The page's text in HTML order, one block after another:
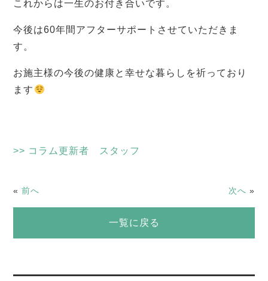
これからは一生のお付き合いです。
今後は60年間アフターサポートさせていただきま
す。
お施主様の今後の健康と幸せな暮らしを祈っており
ます
>> コラム更新者 スタッフ
«前へ 次へ »
一覧に戻る